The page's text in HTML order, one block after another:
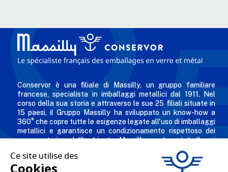
Conservor è una filiale di Massilly, un gruppo familiare
francese, specialista in imballaggi metallici dal 1911. Nel
corso della sua storia e attraverso le sue 25 filiali situate in
15 paesi, il Gruppo Massilly ha sviluppato un know-how a
360° che copre tutte le esigenze legate all'uso di imballaggi
metallici e garantisce un condizionamento rispettoso dei
consumatori e dell'ambiente. Massilly produce imballaggi
metallici riciclabili - come tappi twist-off, scatole per
conserve, aerosol, imballaggi industriali, scatole decorate e
personalizzate per i professionisti dell'industria alimentare,